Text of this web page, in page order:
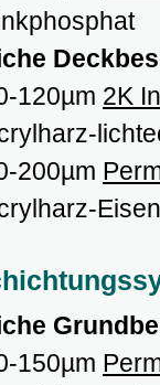
120µm 2K
200µm
150µm